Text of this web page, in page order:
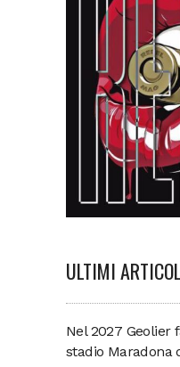
ULTIMI
Nel 2027 Geolier
stadio Maradona